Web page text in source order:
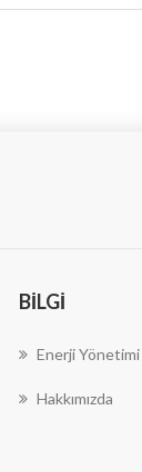
BILGI
Enerji Yönetimi
Hakkımızda